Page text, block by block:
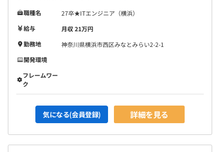
職種名
27卒★ITエンジニア（横浜）
給与
月収 21万円
勤務地
神奈川県横浜市西区みなとみらい2-2-1
開発環境
フレームワー
ク
気になる(会員登録) 詳細を見る